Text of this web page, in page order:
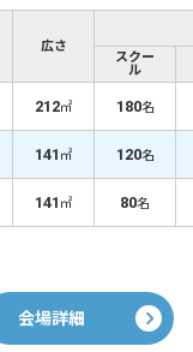
広さ
スクー
ル
212㎡ 180名
141 ㎡ 120名
141 ㎡ 80名
会場詳細